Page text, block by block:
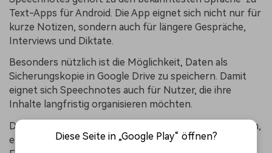
Text-Apps für Android. Die App eignet sich nicht nur für
kurze Notizen, sondern auch für längere Gespräche,
Interviews und Diktate.
Besonders nützlich ist die Möglichkeit, Daten als
Sicherungskopie in Google Drive zu speichern. Damit
eignet sich Speechnotes auch für Nutzer, die ihre
Inhalte langfristig organisieren möchten.
Die App lässt sich grundsätzlich auch offline verwenden,
erzielt online aber in der Regel eine deutlich bessere
Diese Seite in „Google Play“ öffnen?